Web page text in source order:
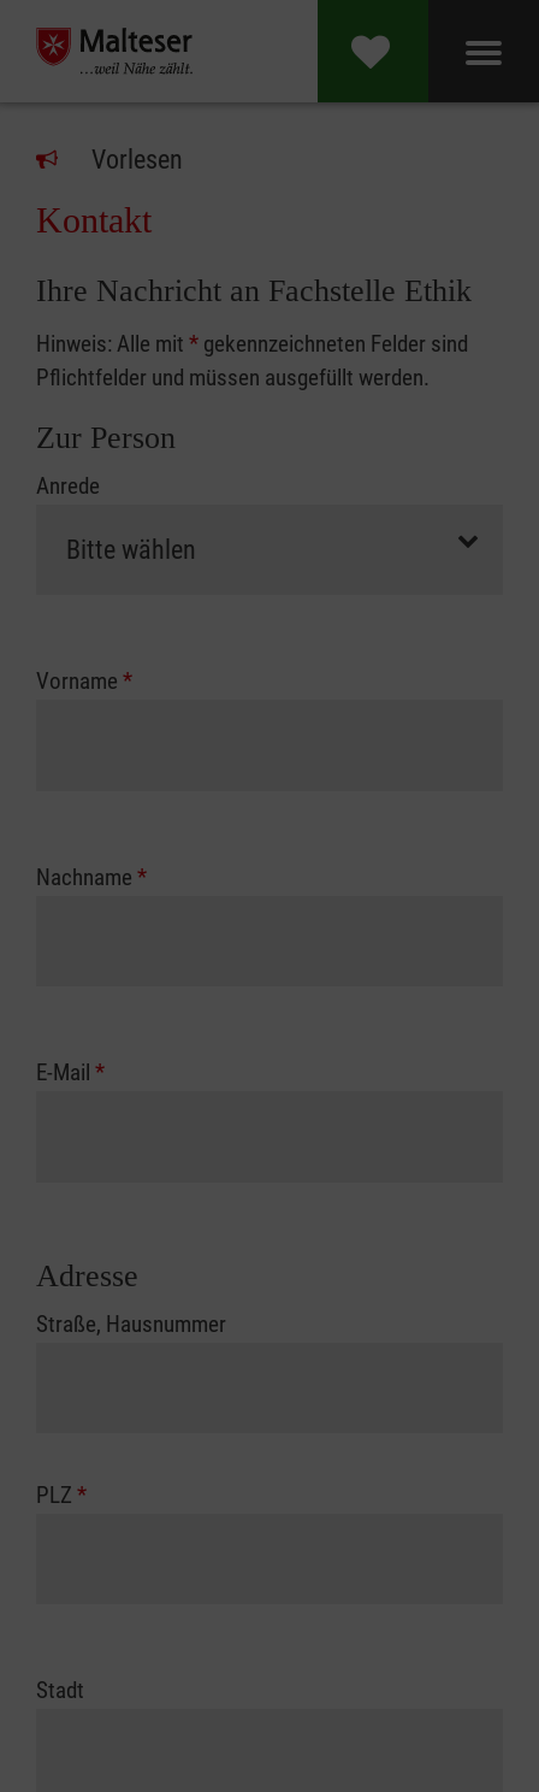
Vorlesen
Kontakt
Ihre Nachricht an Fachstelle Ethik
Hinweis: Alle mit * gekennzeichneten Felder sind
Pflichtfelder und müssen ausgefüllt werden.
Zur Person
Anrede
Vorname *
Nachname *
E-Mail *
Adresse
Straße, Hausnummer
PLZ *
Stadt